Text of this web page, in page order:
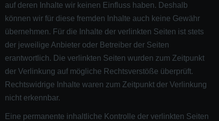
auf deren Inhalte wir keinen Einfluss haben. Deshalb
können wir für diese fremden Inhalte auch keine Gewähr
übernehmen. Für die Inhalte der verlinkten Seiten ist stets
der jeweilige Anbieter oder Betreiber der Seiten
erantwortlich. Die verlinkten Seiten wurden zum Zeitpunkt
der Verlinkung auf mögliche Rechtsverstöße überprüft.
Rechtswidrige Inhalte waren zum Zeitpunkt der Verlinkung
nicht erkennbar.
Eine permanente inhaltliche Kontrolle der verlinkten Seiten